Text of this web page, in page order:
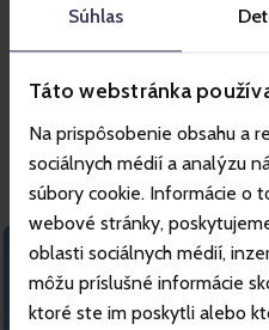
Súhlas
Táto webstránka
Na prispôsobenie obsahu a
sociálnych médií a analýzu
súbory cookie. Informácie o
webové stránky,
oblasti sociálnych médií,
môžu príslušné informácie
ktoré ste im poskytli alebo
Dovolenka začíná
Tvoříme